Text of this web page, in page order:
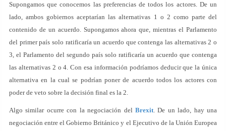
Supongamos que conocemos las preferencias de todos los actores. De un
lado, ambos gobiernos aceptarían las alternativas 1 o 2 como parte del
contenido de un acuerdo. Supongamos ahora que, mientras el Parlamento
del primer país solo ratificaría un acuerdo que contenga las alternativas 2 o
3, el Parlamento del segundo país solo ratificaría un acuerdo que contenga
las alternativas 2 o 4. Con esa información podríamos deducir que la única
alternativa en la cual se podrían poner de acuerdo todos los actores con
poder de veto sobre la decisión final es la 2.
Algo similar ocurre con la negociación del Brexit. De un lado, hay una
negociación entre el Gobierno Británico y el Ejecutivo de la Unión Europea